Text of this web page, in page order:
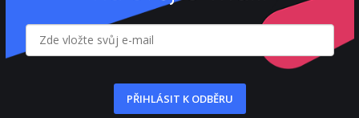
PŘIHLÁSIT K ODBĚRU